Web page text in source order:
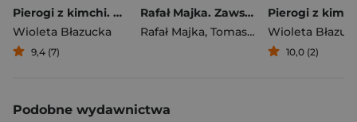
Pierogi z kimchi. Moje ulubione azjatyckie przepisy
Wioleta Błazucka
9,4 (7)
Rafał Majka. Zawsze z przodu. Rozmawia Tomasz Kalemba - książka z autografem
Rafał Majka, Tomasz Kalemba Wioleta
10,0 (2)
Podobne wydawnictwa